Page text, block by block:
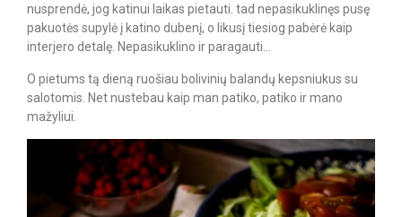
nusprendė, jog katinui laikas pietauti. tad nepasikuklinęs pusę
pakuotės supylė į katino dubenį, o likusį tiesiog pabėrė kaip
interjero detalę. Nepasikuklino ir paragauti…
O pietums tą dieną ruošiau bolivinių balandų kepsniukus su
salotomis. Net nustebau kaip man patiko, patiko ir mano
mažyliui.